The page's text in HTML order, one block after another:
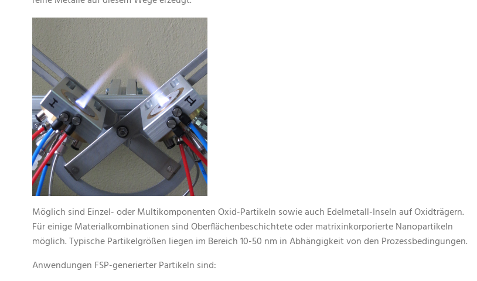
Möglich sind Einzel- oder Multikomponenten Oxid-Partikeln sowie auch Edelmetall-Inseln auf Oxidträgern.
Für einige Materialkombinationen sind Oberflächenbeschichtete oder matrixinkorporierte Nanopartikeln
möglich. Typische Partikelgrößen liegen im Bereich 10-50 nm in Abhängigkeit von den Prozessbedingungen.
Anwendungen FSP-generierter Partikeln sind: